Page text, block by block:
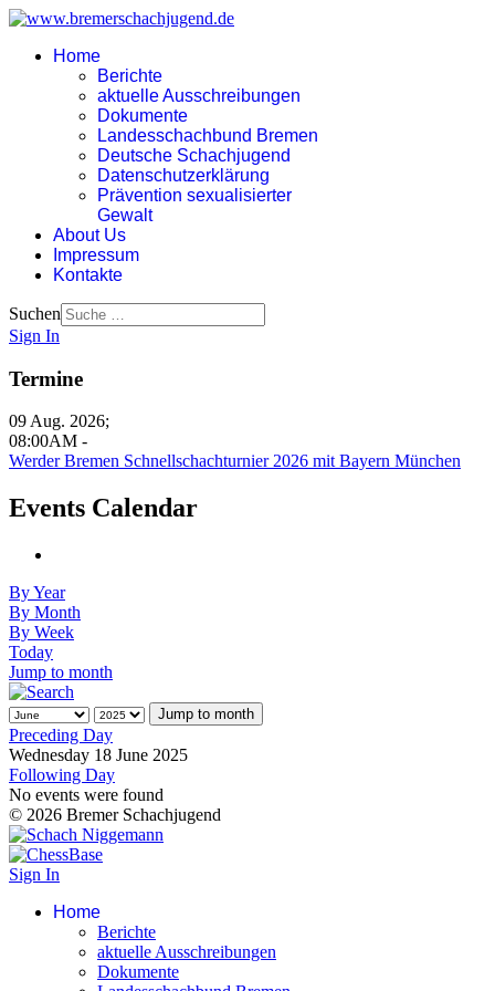
Home
Berichte
aktuelle Ausschreibungen
Dokumente
Landesschachbund Bremen
Deutsche Schachjugend
Datenschutzerklärung
Prävention sexualisierter
Gewalt
About Us
Impressum
Kontakte
Suchen
Sign In
Termine
09 Aug. 2026;
08:00AM -
Werder Bremen Schnellschachturnier 2026 mit Bayern München
Events Calendar
By Year
By Month
By Week
Today
Jump to month
Jump to month
Preceding Day
Wednesday 18 June 2025
Following Day
No events were found
© 2026 Bremer Schachjugend
Sign In
Home
Berichte
aktuelle Ausschreibungen
Dokumente